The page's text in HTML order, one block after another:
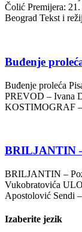
Čolić Premijera: 21.
Beograd Tekst i
Buđenje
Buđenje proleća
PREVOD – Ivana
KOSTIMOGRAF
BRILJANTIN
BRILJANTIN –
Vukobratovića
Apostolović Sendi
Izaberite jezik